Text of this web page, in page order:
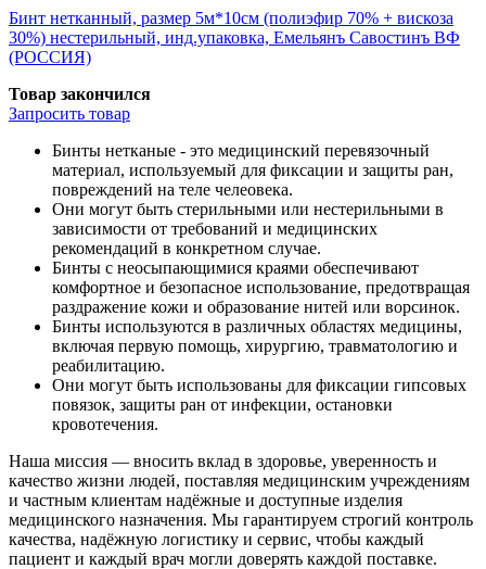
Бинт нетканный, размер 5м*10см (полиэфир 70% + вискоза
30%) нестерильный, инд.упаковка, Емельянъ Савостинъ ВФ
(РОССИЯ)
Товар закончился
Запросить товар
Бинты нетканые - это медицинский перевязочный
материал, используемый для фиксации и защиты ран,
повреждений на теле челеовека.
Они могут быть стерильными или нестерильными в
зависимости от требований и медицинских
рекомендаций в конкретном случае.
Бинты с неосыпающимися краями обеспечивают
комфортное и безопасное использование, предотвращая
раздражение кожи и образование нитей или ворсинок.
Бинты используются в различных областях медицины,
включая первую помощь, хирургию, травматологию и
реабилитацию.
Они могут быть использованы для фиксации гипсовых
повязок, защиты ран от инфекции, остановки
кровотечения.
Наша миссия — вносить вклад в здоровье, уверенность и
качество жизни людей, поставляя медицинским учреждениям
и частным клиентам надёжные и доступные изделия
медицинского назначения. Мы гарантируем строгий контроль
качества, надёжную логистику и сервис, чтобы каждый
пациент и каждый врач могли доверять каждой поставке.